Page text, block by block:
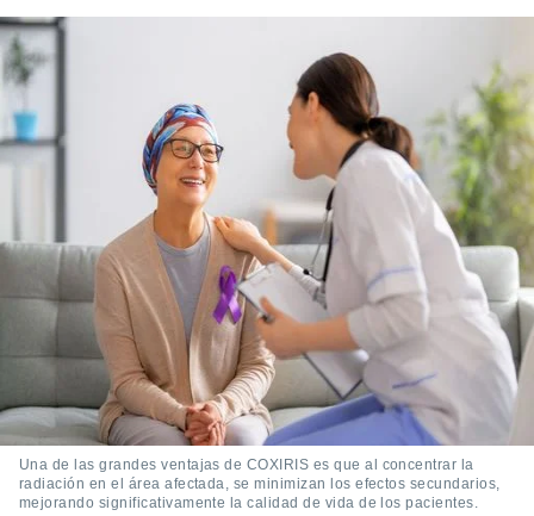
Una de las grandes ventajas de COXIRIS es que al concentrar la
radiación en el área afectada, se minimizan los efectos secundarios,
mejorando significativamente la calidad de vida de los pacientes.